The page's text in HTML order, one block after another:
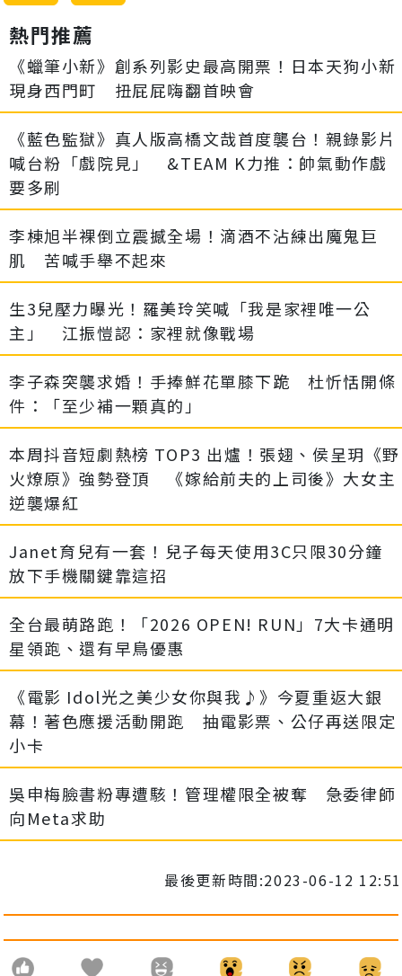
熱門推薦
《蠟筆小新》創系列影史最高開票！日本天狗小新
現身西門町 扭屁屁嗨翻首映會
《藍色監獄》真人版高橋文哉首度襲台！親錄影片
喊台粉「戲院見」 &TEAM K力推：帥氣動作戲
要多刷
李棟旭半裸倒立震撼全場！滴酒不沾練出魔鬼巨
肌 苦喊手舉不起來
生3兒壓力曝光！羅美玲笑喊「我是家裡唯一公
主」 江振愷認：家裡就像戰場
李子森突襲求婚！手捧鮮花單膝下跪 杜忻恬開條
件：「至少補一顆真的」
本周抖音短劇熱榜 TOP3 出爐！張翅、侯呈玥《野
火燎原》強勢登頂 《嫁給前夫的上司後》大女主
逆襲爆紅
Janet育兒有一套！兒子每天使用3C只限30分鐘
放下手機關鍵靠這招
全台最萌路跑！「2026 OPEN! RUN」7大卡通明
星領跑、還有早鳥優惠
《電影 Idol光之美少女你與我♪》今夏重返大銀
幕！著色應援活動開跑 抽電影票、公仔再送限定
小卡
吳申梅臉書粉專遭駭！管理權限全被奪 急委律師
向Meta求助
最後更新時間:2023-06-12 12:51